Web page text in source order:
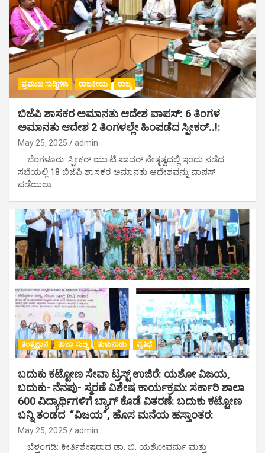
ಪ್ರಮುಖ ಸುದ್ದಿಗಳು ರಾಜಕೀಯ ರಾಜ್ಯ
ಬಿಜೆಪಿ ಶಾಸಕರ ಅಮಾನತು ಆದೇಶ ವಾಪಸ್: 6 ತಿಂಗಳ
ಅಮಾನತು ಆದೇಶ 2 ತಿಂಗಳಲ್ಲೇ ಹಿಂಪಡೆದ ಸ್ಪೀಕರ್..!:
May 25, 2025 admin
ಬೆಂಗಳೂರು: ಸ್ಪೀಕರ್ ಯು.ಟಿ.ಖಾದರ್ ನೇತೃತ್ವದಲ್ಲಿ ಇಂದು ನಡೆದ
ಸಭೆಯಲ್ಲಿ 18 ಬಿಜೆಪಿ ಶಾಸಕರ ಅಮಾನತು ಆದೇಶವನ್ನು ವಾಪಸ್​​
ಪಡೆಯಲು…
ತಂತ್ರಜ್ಞಾನ ತಾಜಾ ಸುದ್ದಿ ತುಳುನಾಡು ಪ್ರತಿಭೆ
ಬದುಕು ಕಟ್ಟೋಣ ಸೇವಾ ಟ್ರಸ್ಟ್ ಉಜಿರೆ: ಯಶೋ ವಿಜಯ,
ಬದುಕು- ನೆನಪು- ಸ್ಮರಣೆ ವಿಶೇಷ ಕಾರ್ಯಕ್ರಮ: ಸರ್ಕಾರಿ ಶಾಲಾ
600 ವಿದ್ಯಾರ್ಥಿಗಳಿಗೆ ಬ್ಯಾಗ್ ಕೊಡೆ ವಿತರಣೆ: ಬದುಕು ಕಟ್ಟೋಣ
ಬನ್ನಿ ತಂಡದ “ವಿಜಯ”, ಹೊಸ ಮನೆಯ ಹಸ್ತಾಂತರ:
May 25, 2025 admin
ಬೆಳ್ತಂಗಡಿ: ಕೀರ್ತಿಶೇಷರಾದ ಡಾ. ಬಿ. ಯಶೋವರ್ಮ ಮತ್ತು